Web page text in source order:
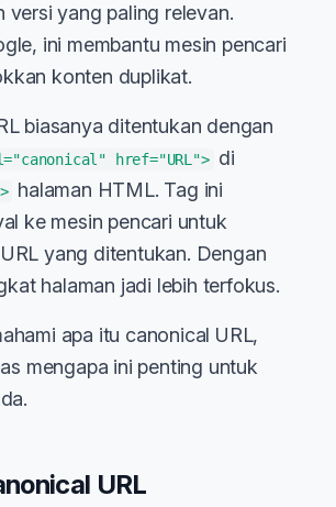
versi yang paling relevan.
ini membantu mesin pencari
konten duplikat.
biasanya ditentukan dengan
href="URL"> di
halaman HTML. Tag ini
ke mesin pencari untuk
yang ditentukan. Dengan
halaman jadi lebih terfokus.
apa itu canonical URL,
mengapa ini penting untuk
URL